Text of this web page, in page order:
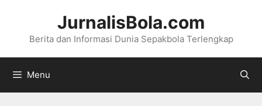
JurnalisBola.com
Berita dan Informasi Dunia Sepakbola Terlengkap
Menu